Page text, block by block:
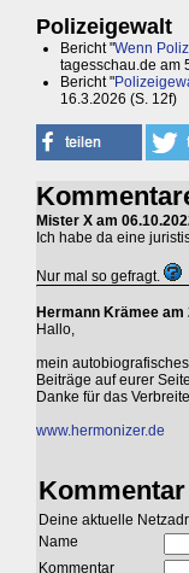
Polizeigewalt
Bericht "Wenn
tagesschau.de am
Bericht "
16.3.2026 (S. 12f)
Mister X am
Ich habe da eine
Nur mal so gefragt.
Hermann Krämee am
Hallo,
mein
Beiträge auf eurer
Danke für das
www.hermonizer.de
Deine aktuelle
Name
Kommentar